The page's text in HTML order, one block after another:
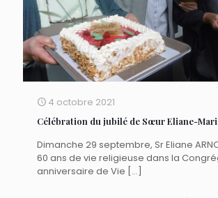
4 octobre 2021
Célébration du jubilé de Sœur Eliane-
Dimanche 29 septembre, Sr Eliane
60 ans de vie religieuse dans la
anniversaire de Vie […]